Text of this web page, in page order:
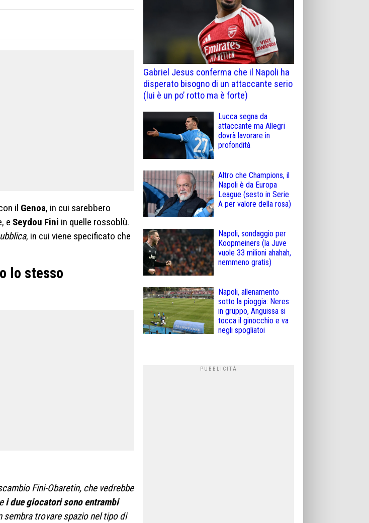
il Genoa, in cui sarebbero
e Seydou Fini in quelle rossoblù.
, in cui viene specificato che
lo stesso
Fini-Obaretin, che vedrebbe
i due giocatori sono entrambi
sembra trovare spazio nel tipo di
Gabriel Jesus conferma che il Napoli ha
disperato bisogno di un attaccante serio
(lui è un po’ rotto ma è forte)
Lucca segna da
attaccante ma Allegri
dovrà lavorare in
profondità
Altro che Champions, il
Napoli è da Europa
League (sesto in Serie
A per valore della rosa)
Napoli, sondaggio per
Koopmeiners (la Juve
vuole 33 milioni ahahah,
nemmeno gratis)
Napoli, allenamento
sotto la pioggia: Neres
in gruppo, Anguissa si
tocca il ginocchio e va
negli spogliatoi